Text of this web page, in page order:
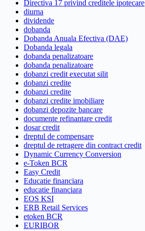
Directiva 17 privind creditele ipotecare
diurna
dividende
dobanda
Dobanda Anuala Efectiva (DAE)
Dobanda legala
dobanda penalizatoare
dobanda penalizatoare
dobanzi credit executat silit
dobanzi credite
dobanzi credite
dobanzi credite imobiliare
dobanzi depozite bancare
documente refinantare credit
dosar credit
dreptul de compensare
dreptul de retragere din contract credit
Dynamic Currency Conversion
e-Token BCR
Easy Credit
Educatie financiara
educatie financiara
EOS KSI
ERB Retail Services
etoken BCR
EURIBOR